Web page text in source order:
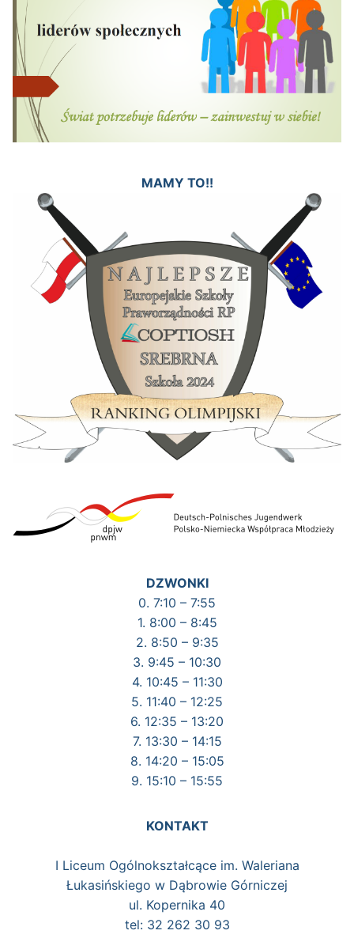
MAMY TO!!
DZWONKI
0. 7:10 – 7:55
1. 8:00 – 8:45
2. 8:50 – 9:35
3. 9:45 – 10:30
4. 10:45 – 11:30
5. 11:40 – 12:25
6. 12:35 – 13:20
7. 13:30 – 14:15
8. 14:20 – 15:05
9. 15:10 – 15:55
KONTAKT
I Liceum Ogólnokształcące im. Waleriana
Łukasińskiego w Dąbrowie Górniczej
ul. Kopernika 40
tel: 32 262 30 93